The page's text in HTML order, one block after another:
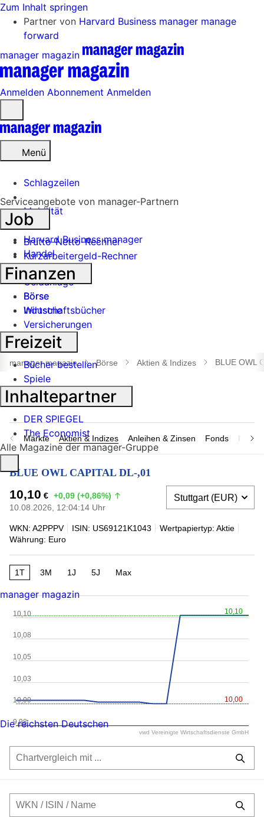
Zum Inhalt springen
Partner von Harvard Business manager manage
forward
manager magazin
Anmelden Abonnement Anmelden
öffnen
Menü
Schlagzeilen
Mobilität
Tech
Harvard Business manager
Handel
Banken
Geldanlage
Börse
Industrie
Suche
öffnen
manager magazin Börse Aktien & Indizes BLUE OWL
Märkte Aktien & Indizes Anleihen & Zinsen Fonds
BLUE OWL CAPITAL DL-,01
10,10 € +0,09 (+0,86%)
10.08.2026, 12:04:14 Uhr
WKN: A2PPPV ISIN: US69121K1043
Wertpapiertyp: Aktie
Währung: Euro
1T 3M 1J 5J Max
10,10
10,00
10,00
10,05
10,10
9,98
10,03
10,08
vwd Vereinigte Wirtschaftsdienste GmbH
Serviceangebote von manager-Partnern
Job
Brutto-Netto-Rechner
Kurzarbeitergeld-Rechner
Finanzen
Börse
Wirtschaftsbücher
Versicherungen
Freizeit
Bücher bestellen
Spiele
Inhaltepartner
DER SPIEGEL
The Economist
Alle Magazine der manager-Gruppe
manager magazin
Die reichsten Deutschen